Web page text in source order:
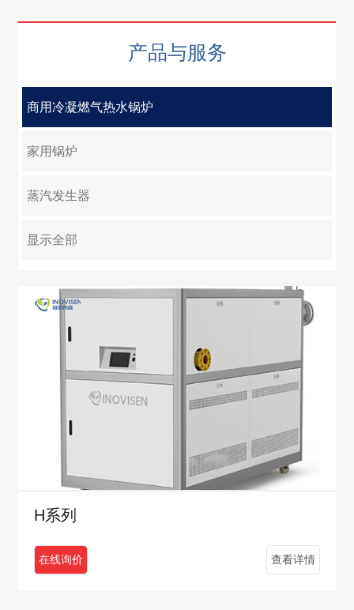
产品与服务
商用冷凝燃气热水锅炉
家用锅炉
蒸汽发生器
显示全部
H系列
在线询价 查看详情